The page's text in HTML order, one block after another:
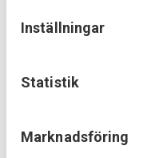
Inställningar
Statistik
Marknadsföring
Provektor Sweden AB